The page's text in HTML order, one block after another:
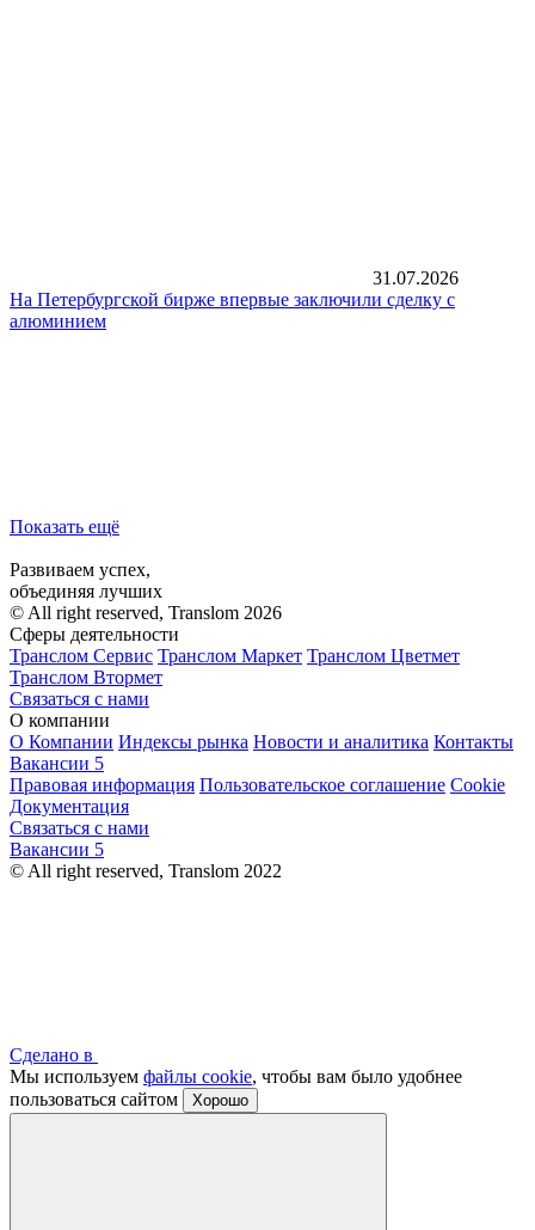
31.07.2026
На Петербургской бирже впервые заключили сделку с
алюминием
Показать ещё
Развиваем успех,
объединяя лучших
© All right reserved, Translom 2026
Сферы деятельности
Транслом Сервис Транслом Маркет Транслом Цветмет
Транслом Втормет
Связаться с нами
О компании
О Компании Индексы рынка Новости и аналитика Контакты
Вакансии 5
Правовая информация Пользовательское соглашение Cookie
Документация
Связаться с нами
Вакансии 5
© All right reserved, Translom 2022
Сделано в
Мы используем файлы cookie, чтобы вам было удобнее
пользоваться сайтом
Хорошо